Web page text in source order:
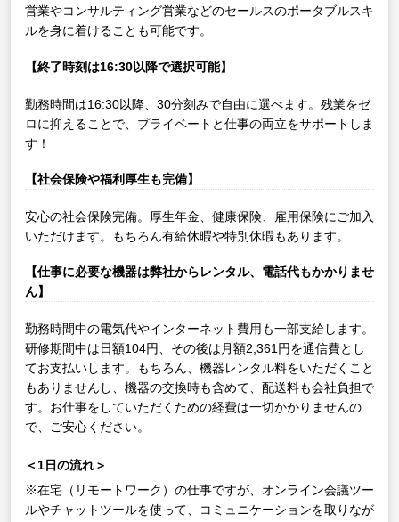
営業やコンサルティング営業などのセールスのポータブルスキ
ルを身に着けることも可能です。
【終了時刻は16:30以降で選択可能】
勤務時間は16:30以降、30分刻みで自由に選べます。残業をゼ
ロに抑えることで、プライベートと仕事の両立をサポートしま
す！
【社会保険や福利厚生も完備】
安心の社会保険完備。厚生年金、健康保険、雇用保険にご加入
いただけます。もちろん有給休暇や特別休暇もあります。
【仕事に必要な機器は弊社からレンタル、電話代もかかりませ
ん】
勤務時間中の電気代やインターネット費用も一部支給します。
研修期間中は日額104円、その後は月額2,361円を通信費とし
てお支払いします。もちろん、機器レンタル料をいただくこと
もありませんし、機器の交換時も含めて、配送料も会社負担で
す。お仕事をしていただくための経費は一切かかりませんの
で、ご安心ください。
＜1日の流れ＞
※在宅（リモートワーク）の仕事ですが、オンライン会議ツー
ルやチャットツールを使って、コミュニケーションを取りなが